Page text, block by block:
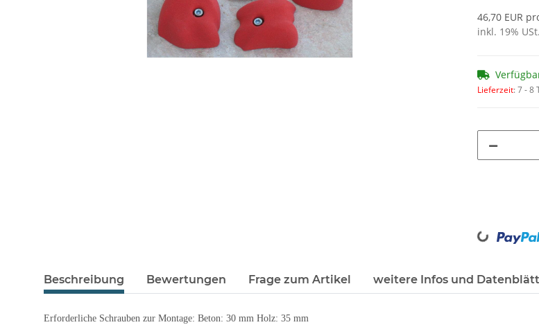
46,70 EUR
inkl. 19%
Lieferzeit:7 - 8
Loading...
Beschreibung Bewertungen Frage zum Artikel weitere Infos und
Erforderliche Schrauben zur Montage: Beton: 30 mm Holz: 35 mm